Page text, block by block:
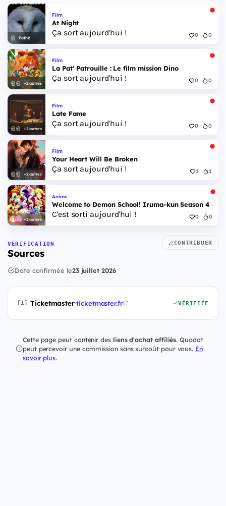
Pathé
Film
At Night
Ça sort aujourd'hui ! 0 0
+2 autres
Film
La Pat’ Patrouille : Le film mission Dino
Ça sort aujourd'hui ! 0 0
+2 autres
Film
Late Fame
Ça sort aujourd'hui ! 0 0
+2 autres
Film
Your Heart Will Be Broken
Ça sort aujourd'hui ! 1 1
+2 autres
Anime
Welcome to Demon School! Iruma-kun Season 4 -
C'est sorti aujourd'hui ! 0 0
VÉRIFICATION
Sources
CONTRIBUER
Date confirmée le23 juillet 2026
[1] Ticketmaster·ticketmaster.fr VÉRIFIÉE
Cette page peut contenir des liens d'achat affiliés. Quodat
peut percevoir une commission sans surcoût pour vous. En
savoir plus.